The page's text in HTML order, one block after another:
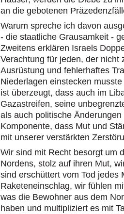
an die gebotenen
Warum spreche ich davon
- die staatliche Grausamkeit -
Zweitens erklären Israels
Verachtung für jeden, der nicht
Ausrüstung und fehlerhaftes
Niederlagen einstecken
ist überzeugt, dass auch im
Gazastreifen, seine
als auch politische
Komponente, dass Mut und
mit unserer verstärkten
Wir sind mit Recht besorgt um
Nordens, stolz auf ihren Mut,
sind erschüttert vom Tod jedes
Raketeneinschlag, wir fühlen
was die Bewohner aus dem
haben und multipliziert es mit